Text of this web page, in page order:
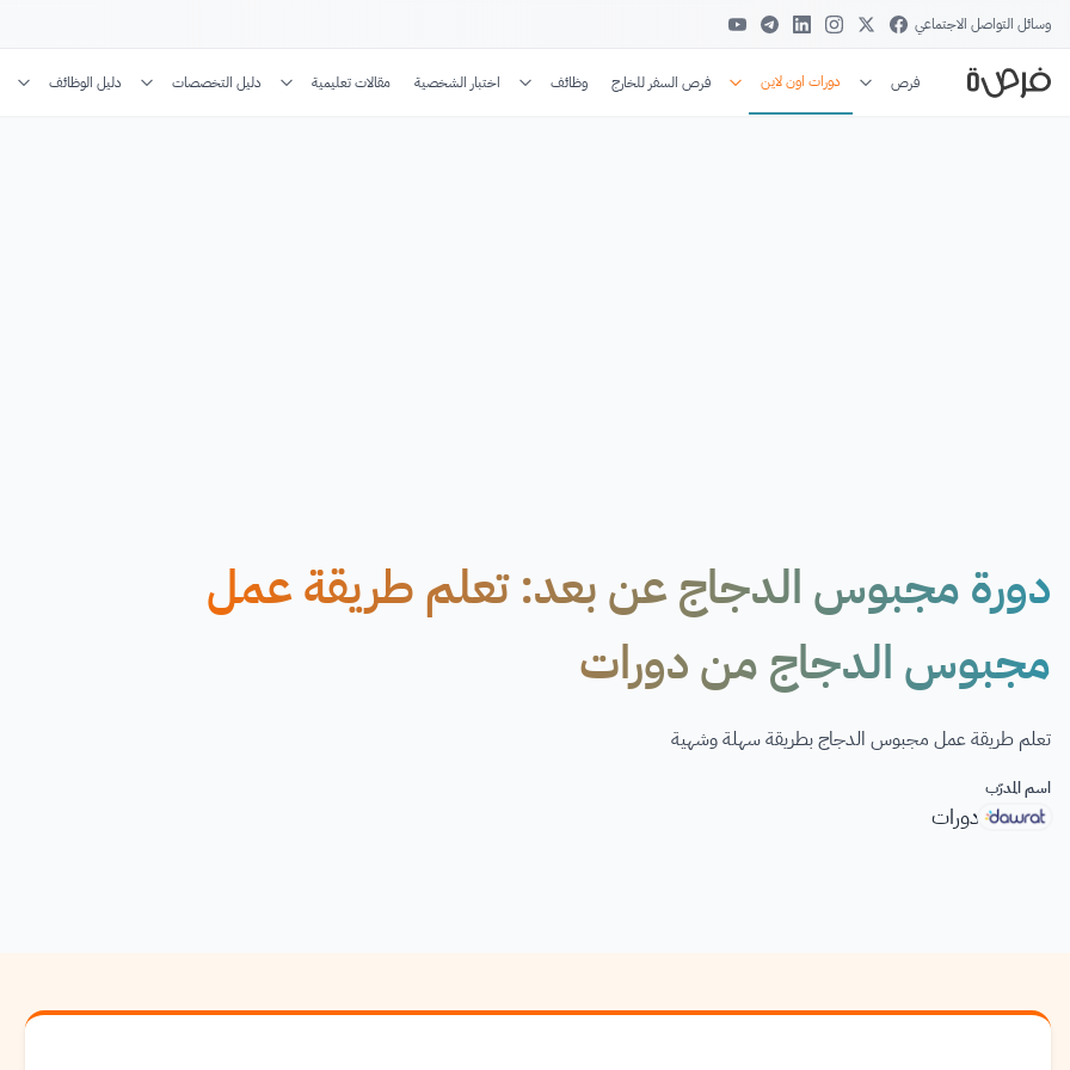
وسائل التواصل الاجتماعي
فرص دورات اون لاين فرص السفر للخارج وظائف اختبار الشخصية مقالات تعليمية دليل التخصصات دليل الوظائف
دورة مجبوس الدجاج عن بعد: تعلم طريقة عمل
مجبوس الدجاج من دورات
تعلم طريقة عمل مجبوس الدجاج بطريقة سهلة وشهية
اسم المدرّب
دورات